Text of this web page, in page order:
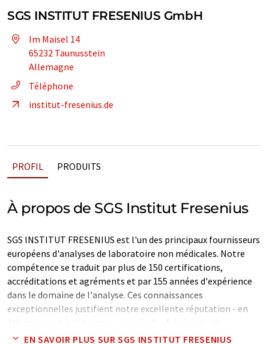
SGS INSTITUT FRESENIUS GmbH
Im Maisel 14
65232 Taunusstein
Allemagne
Téléphone
institut-fresenius.de
PROFIL PRODUITS
À propos de SGS Institut Fresenius
SGS INSTITUT FRESENIUS est l'un des principaux fournisseurs
européens d'analyses de laboratoire non médicales. Notre
compétence se traduit par plus de 150 certifications,
accréditations et agréments et par 155 années d'expérience
dans le domaine de l'analyse. Ces connaissances
exceptionnelles justifient notre excellente réputation - en
commerce de détail, des prestataires de services et des
EN SAVOIR PLUS SUR SGS INSTITUT FRESENIUS